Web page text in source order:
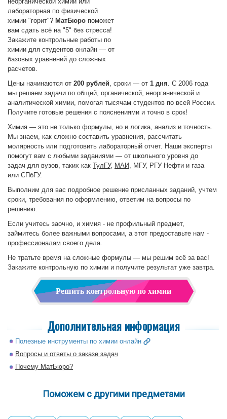
лабораторная по физической
химии "горит"? МатБюро поможет
вам сдать всё на "5" без стресса!
Закажите контрольные работы по
химии для студентов онлайн — от
базовых уравнений до сложных
расчетов.
Цены начинаются от 200 рублей , сроки — от 1 дня . С 2006 года
мы решаем задачи по общей, органической, неорганической и
аналитической химии, помогая тысячам студентов по всей России.
Получите готовые решения с пояснениями и точно в срок!
Химия — это не только формулы, но и логика, анализ и точность.
Мы знаем, как сложно составить уравнения, рассчитать
молярность или подготовить лабораторный отчет. Наши эксперты
помогут вам с любыми заданиями — от школьного уровня до
задач для вузов, таких как ТулГУ, МАИ , МГУ, РГУ Нефти и газа
или СПбГУ.
Выполним для вас подробное решение присланных заданий, учтем
сроки, требования по оформлению, ответим на вопросы по
решению.
Если учитесь заочно, и химия - не профильный предмет,
займитесь более важными вопросами, а этот предоставьте нам -
профессионалам своего дела.
Не тратьте время на сложные формулы — мы решим всё за вас!
Закажите контрольную по химии и получите результат уже завтра.
Решить контрольную по химии
Дополнительная информация
Полезные инструменты по химии онлайн
Вопросы и ответы о заказе задач
Почему МатБюро?
Поможем с другими предметами